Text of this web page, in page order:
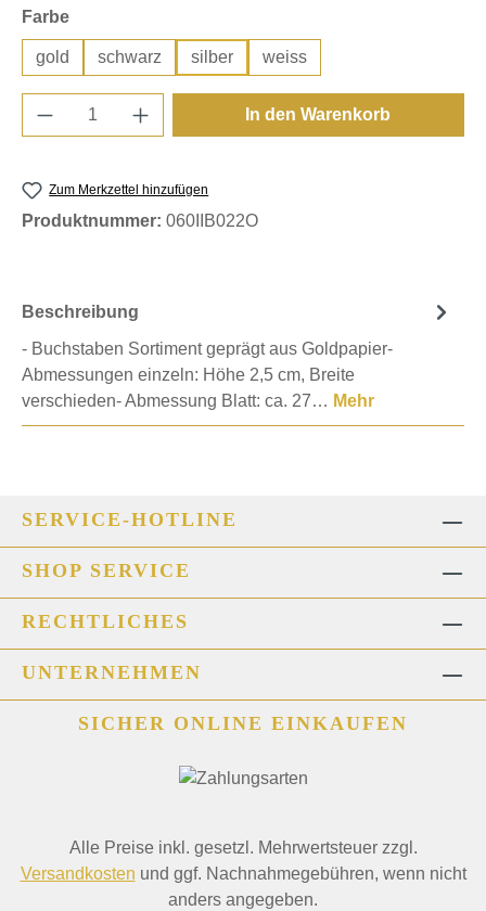
Farbeauswählen
gold schwarz silber weiss
Produkt Anzahl: Gib den gewünschten
In den Warenkorb
Zum Merkzettel hinzufügen
Produktnummer: 060IIB022O
Beschreibung
- Buchstaben Sortiment geprägt aus Goldpapier-
Abmessungen einzeln: Höhe 2,5 cm, Breite
verschieden- Abmessung Blatt: ca. 27… Mehr
SERVICE-HOTLINE
SHOP SERVICE
RECHTLICHES
UNTERNEHMEN
SICHER ONLINE EINKAUFEN
Alle Preise inkl. gesetzl. Mehrwertsteuer zzgl.
Versandkosten und ggf. Nachnahmegebühren, wenn nicht
anders angegeben.